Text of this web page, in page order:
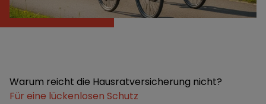
Warum reicht die Hausratversicherung nicht?
Für eine lückenlosen Schutz